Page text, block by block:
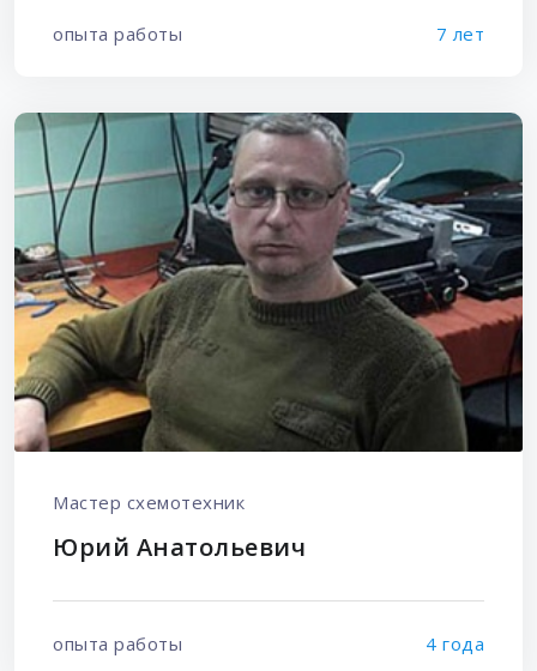
опыта работы 7 лет
Мастер схемотехник
Юрий Анатольевич
опыта работы 4 года